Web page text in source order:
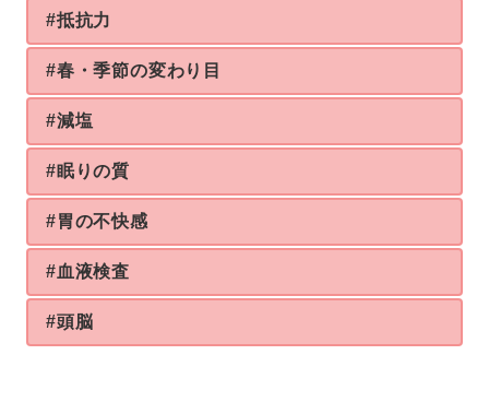
#抵抗力
#春・季節の変わり目
#減塩
#眠りの質
#胃の不快感
#血液検査
#頭脳